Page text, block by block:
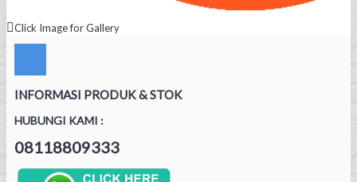
Click Image for Gallery
INFORMASI PRODUK & STOK
HUBUNGI KAMI :
08118809333